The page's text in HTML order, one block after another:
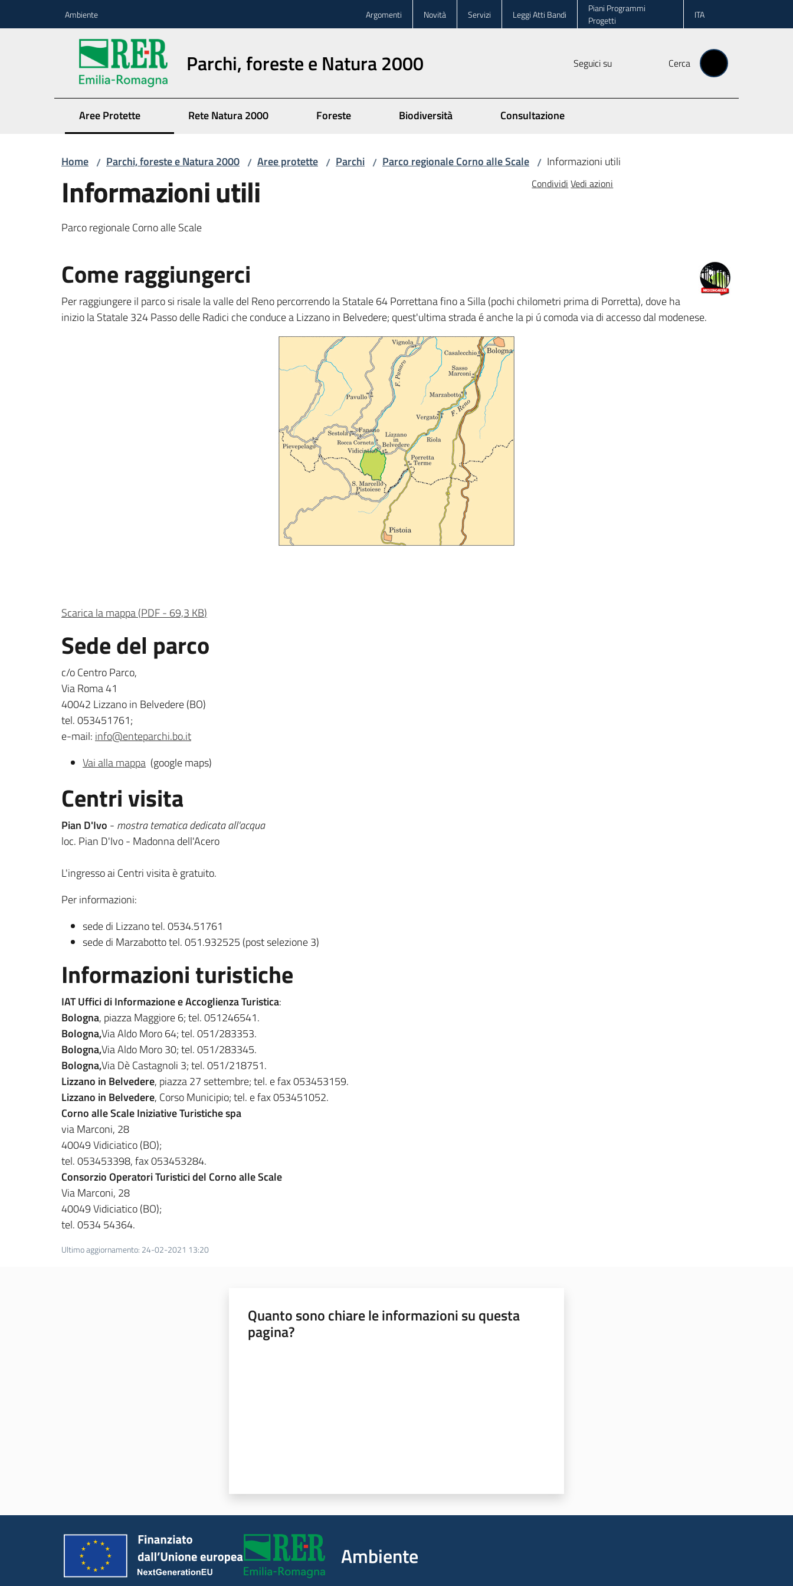
Ambiente Argomenti Novità Servizi Leggi Atti Bandi
Piani Programmi
Progetti
ITA
Parchi, foreste e Natura 2000 Seguici su Cerca
Aree Protette Rete Natura 2000 Foreste Biodiversità Consultazione
Home / Parchi, foreste e Natura 2000 / Aree protette / Parchi / Parco regionale Corno alle Scale / Informazioni utili
Informazioni utili
Parco regionale Corno alle Scale
Condividi Vedi azioni
Come raggiungerci
Per raggiungere il parco si risale la valle del Reno percorrendo la Statale 64 Porrettana fino a Silla (pochi chilometri prima di Porretta), dove ha
inizio la Statale 324 Passo delle Radici che conduce a Lizzano in Belvedere; quest'ultima strada é anche la pi ú comoda via di accesso dal modenese.
Scarica la mappa(PDF- 69,3 KB)
Sede del parco
c/o Centro Parco,
Via Roma 41
40042 Lizzano in Belvedere (BO)
tel. 053451761;
e-mail: info@enteparchi.bo.it
Vai alla mappa (google maps)
Centri visita
Pian D'Ivo - mostra tematica dedicata all'acqua
loc. Pian D'Ivo - Madonna dell'Acero
L'ingresso ai Centri visita è gratuito.
Per informazioni:
sede di Lizzano tel. 0534.51761
sede di Marzabotto tel. 051.932525 (post selezione 3)
Informazioni turistiche
IAT Uffici di Informazione e Accoglienza Turistica:
Bologna, piazza Maggiore 6; tel. 051246541.
Bologna,Via Aldo Moro 64; tel. 051/283353.
Bologna,Via Aldo Moro 30; tel. 051/283345.
Bologna,Via Dè Castagnoli 3; tel. 051/218751.
Lizzano in Belvedere, piazza 27 settembre; tel. e fax 053453159.
Lizzano in Belvedere, Corso Municipio; tel. e fax 053451052.
Corno alle Scale Iniziative Turistiche spa
via Marconi, 28
40049 Vidiciatico (BO);
tel. 053453398, fax 053453284.
Consorzio Operatori Turistici del Corno alle Scale
Via Marconi, 28
40049 Vidiciatico (BO);
tel. 0534 54364.
Ultimo aggiornamento: 24-02-2021 13:20
Quanto sono chiare le informazioni su questa
pagina?
Ambiente